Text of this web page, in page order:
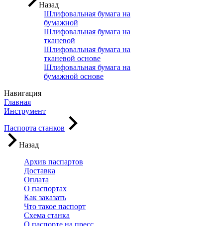
Назад
Шлифовальная бумага на
бумажной
Шлифовальная бумага на
тканевой
Шлифовальная бумага на
тканевой основе
Шлифовальная бумага на
бумажной основе
Навигация
Главная
Инструмент
Паспорта станков
Назад
Архив паспартов
Доставка
Оплата
О паспортах
Как заказать
Что такое паспорт
Схема станка
О паспорте на пресс